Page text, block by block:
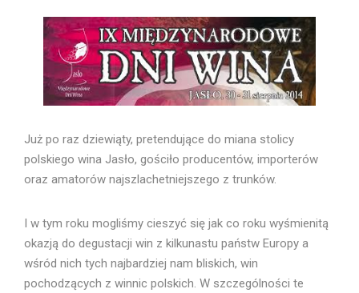
Już po raz dziewiąty, pretendujące do miana stolicy
polskiego wina Jasło, gościło producentów, importerów
oraz amatorów najszlachetniejszego z trunków.
I w tym roku mogliśmy cieszyć się jak co roku wyśmienitą
okazją do degustacji win z kilkunastu państw Europy a
wśród nich tych najbardziej nam bliskich, win
pochodzących z winnic polskich. W szczególności te